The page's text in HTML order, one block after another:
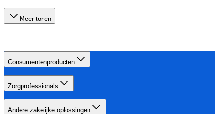
Meer tonen
Consumentenproducten
Zorgprofessionals
Andere zakelijke oplossingen